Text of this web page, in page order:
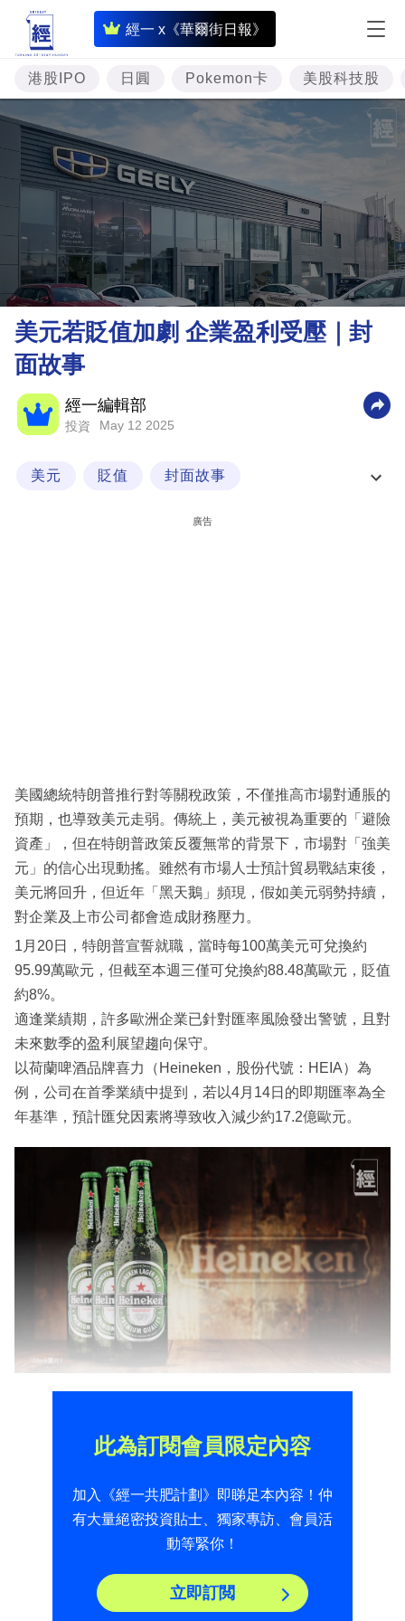
經一 x《華爾街日報》
即
時
財
經
題
投
資
樓
市
理
財
業
科
區
港股IPO 日圓 Pokemon卡 美股科技股
美元若貶值加劇 企業盈利受壓｜封
面故事
經一編輯部
投資 May 12 2025
美元 貶值 封面故事
廣告
美國總統特朗普推行對等關稅政策，不僅推高市場對通脹的
預期，也導致美元走弱。傳統上，美元被視為重要的「避險
資產」，但在特朗普政策反覆無常的背景下，市場對「強美
元」的信心出現動搖。雖然有市場人士預計貿易戰結束後，
美元將回升，但近年「黑天鵝」頻現，假如美元弱勢持續，
對企業及上市公司都會造成財務壓力。
1月20日，特朗普宣誓就職，當時每100萬美元可兌換約
95.99萬歐元，但截至本週三僅可兌換約88.48萬歐元，貶值
約8%。
適逢業績期，許多歐洲企業已針對匯率風險發出警號，且對
未來數季的盈利展望趨向保守。
以荷蘭啤酒品牌喜力（Heineken，股份代號：HEIA）為
例，公司在首季業績中提到，若以4月14日的即期匯率為全
年基準，預計匯兌因素將導致收入減少約17.2億歐元。
此為訂閱會員限定內容
加入《經一共肥計劃》即睇足本內容！仲
有大量絕密投資貼士、獨家專訪、會員活
動等緊你！
立即訂閲